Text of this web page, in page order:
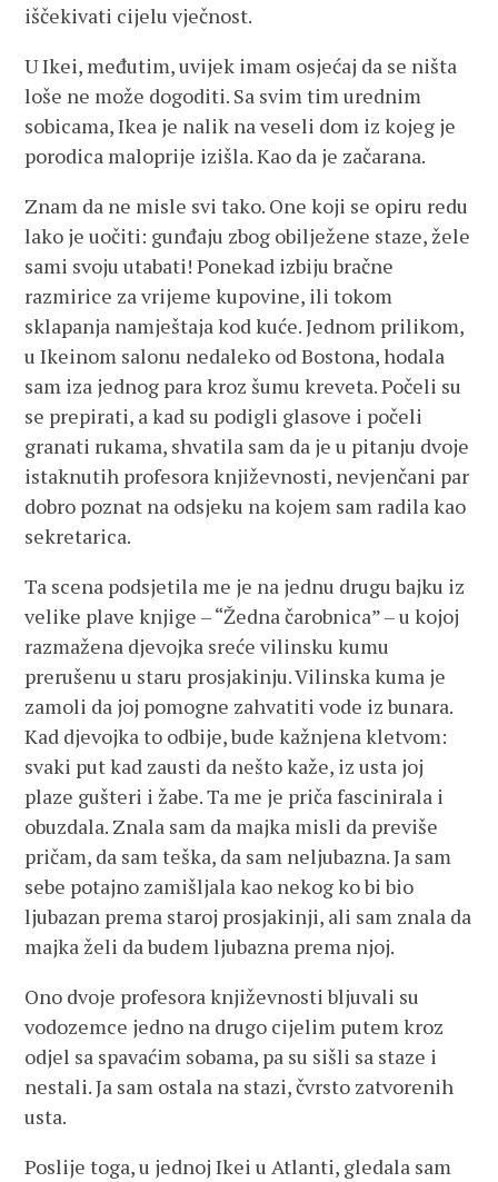
iščekivati cijelu vječnost.
U Ikei, međutim, uvijek imam osjećaj da se ništa
loše ne može dogoditi. Sa svim tim urednim
sobicama, Ikea je nalik na veseli dom iz kojeg je
porodica maloprije izišla. Kao da je začarana.
Znam da ne misle svi tako. One koji se opiru redu
lako je uočiti: gunđaju zbog obilježene staze, žele
sami svoju utabati! Ponekad izbiju bračne
razmirice za vrijeme kupovine, ili tokom
sklapanja namještaja kod kuće. Jednom prilikom,
u Ikeinom salonu nedaleko od Bostona, hodala
sam iza jednog para kroz šumu kreveta. Počeli su
se prepirati, a kad su podigli glasove i počeli
granati rukama, shvatila sam da je u pitanju dvoje
istaknutih profesora književnosti, nevjenčani par
dobro poznat na odsjeku na kojem sam radila kao
sekretarica.
Ta scena podsjetila me je na jednu drugu bajku iz
velike plave knjige – “Žedna čarobnica” – u kojoj
razmažena djevojka sreće vilinsku kumu
prerušenu u staru prosjakinju. Vilinska kuma je
zamoli da joj pomogne zahvatiti vode iz bunara.
Kad djevojka to odbije, bude kažnjena kletvom:
svaki put kad zausti da nešto kaže, iz usta joj
plaze gušteri i žabe. Ta me je priča fascinirala i
obuzdala. Znala sam da majka misli da previše
pričam, da sam teška, da sam neljubazna. Ja sam
sebe potajno zamišljala kao nekog ko bi bio
ljubazan prema staroj prosjakinji, ali sam znala da
majka želi da budem ljubazna prema njoj.
Ono dvoje profesora književnosti bljuvali su
vodozemce jedno na drugo cijelim putem kroz
odjel sa spavaćim sobama, pa su sišli sa staze i
nestali. Ja sam ostala na stazi, čvrsto zatvorenih
usta.
Poslije toga, u jednoj Ikei u Atlanti, gledala sam